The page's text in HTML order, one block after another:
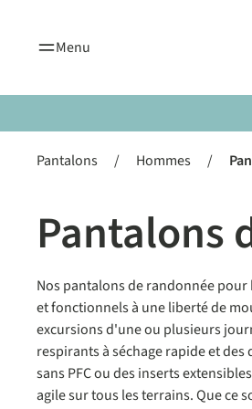
Menu
Pantalons / Hommes /
Pantalons
Nos pantalons de randonnée
et fonctionnels à une liberté de
excursions d'une ou plusieurs
respirants à séchage rapide et
sans PFC ou des inserts
agile sur tous les terrains. Que ce